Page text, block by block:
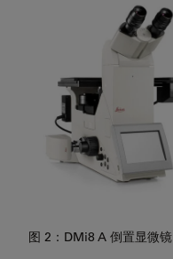
图 2：DMi8 A 倒置显微